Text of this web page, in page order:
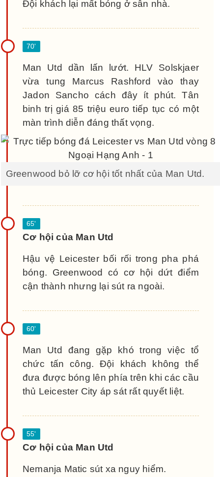
Đội khách lại mất bóng ở sân nhà.
Man Utd dần lấn lướt. HLV Solskjaer
vừa tung Marcus Rashford vào thay
Jadon Sancho cách đây ít phút. Tân
binh trị giá 85 triệu euro tiếp tục có một
màn trình diễn đáng thất vọng.
Greenwood bỏ lỡ cơ hội tốt nhất của Man Utd.
Cơ hội của Man Utd
Hậu vệ Leicester bối rối trong pha phá
bóng. Greenwood có cơ hội dứt điểm
cận thành nhưng lại sút ra ngoài.
Man Utd đang gặp khó trong việc tổ
chức tấn công. Đội khách không thể
đưa được bóng lên phía trên khi các cầu
thủ Leicester City áp sát rất quyết liệt.
Cơ hội của Man Utd
Nemanja Matic sút xa nguy hiểm.